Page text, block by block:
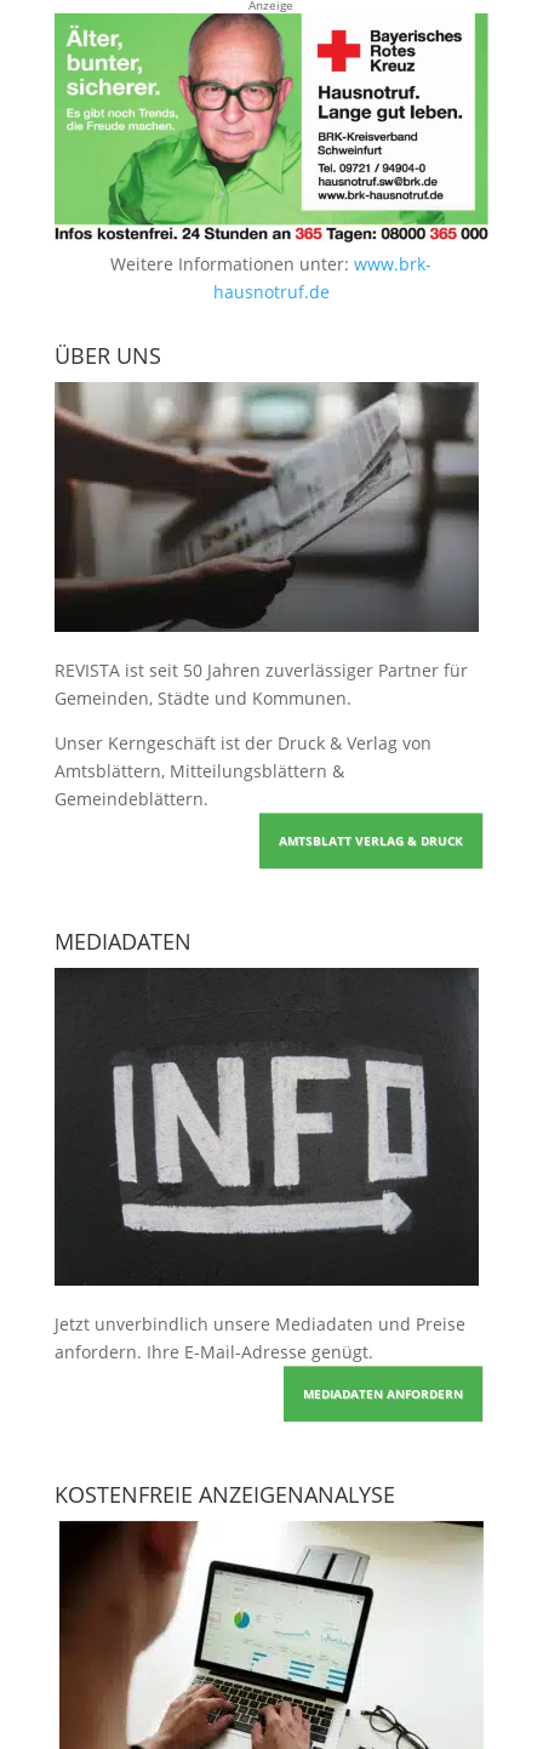
Anzeige
Weitere Informationen unter:www.brk-
hausnotruf.de
ÜBER UNS
REVISTA ist seit 50 Jahren zuverlässiger Partner für
Gemeinden, Städte und Kommunen.
Unser Kerngeschäft ist der Druck & Verlag von
Amtsblättern, Mitteilungsblättern &
Gemeindeblättern.
AMTSBLATT VERLAG & DRUCK
MEDIADATEN
Jetzt unverbindlich unsere Mediadaten und Preise
anfordern. Ihre E-Mail-Adresse genügt.
MEDIADATEN ANFORDERN
KOSTENFREIE ANZEIGENANALYSE